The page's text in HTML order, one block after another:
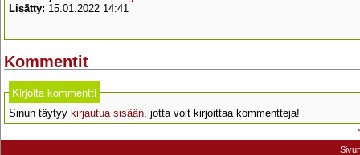
Lisätty: 15.01.2022 14:41
Kommentit
Kirjoita kommentti
Sinun täytyy kirjautua sisään , jotta voit kirjoittaa kommentteja!